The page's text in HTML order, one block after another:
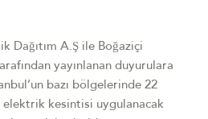
Dağıtım A.Ş ile Boğaziçi
yayınlanan duyurulara
bazı bölgelerinde 22
elektrik kesintisi uygulanacak